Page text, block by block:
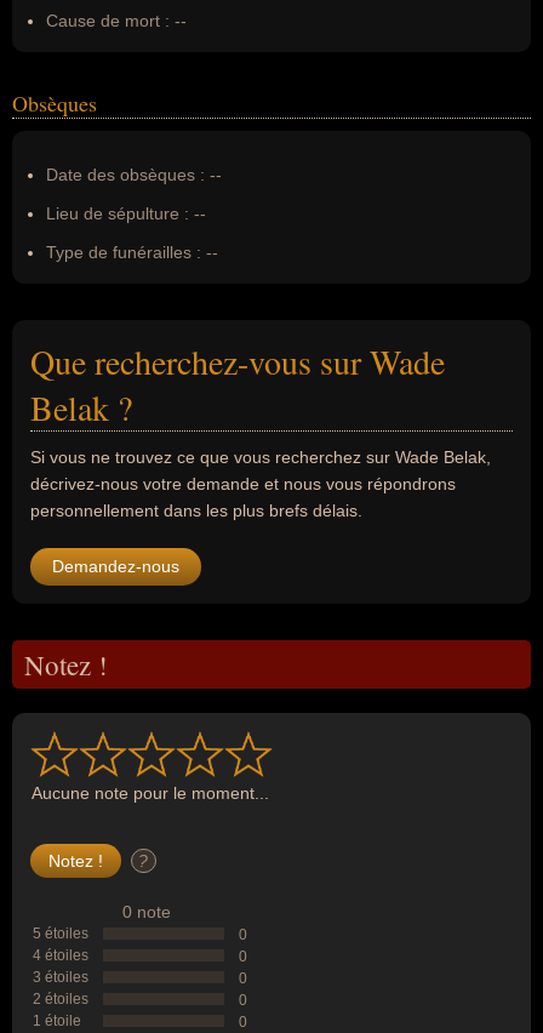
Cause de mort : --
Obsèques
Date des obsèques : --
Lieu de sépulture : --
Type de funérailles : --
Que recherchez-vous sur Wade
Belak ?
Si vous ne trouvez ce que vous recherchez sur Wade Belak,
décrivez-nous votre demande et nous vous répondrons
personnellement dans les plus brefs délais.
Demandez-nous
Notez !
Aucune note pour le moment...
?
0 note
5 étoiles
0
4 étoiles
0
3 étoiles
0
2 étoiles
0
1 étoile
0